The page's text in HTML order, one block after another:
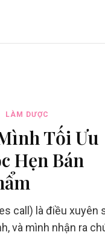
LÀM DƯỢC
Tối Ưu
Hẹn Bán
call) là điều xuyên
và mình nhận ra